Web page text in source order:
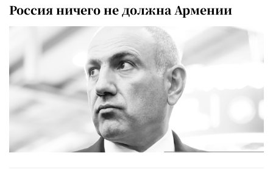
Россия ничего не должна Армении